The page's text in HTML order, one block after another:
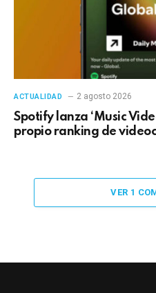
ACTUALIDAD 2 agosto 2026
Spotify lanza ‘Music
propio ranking de
VER 1